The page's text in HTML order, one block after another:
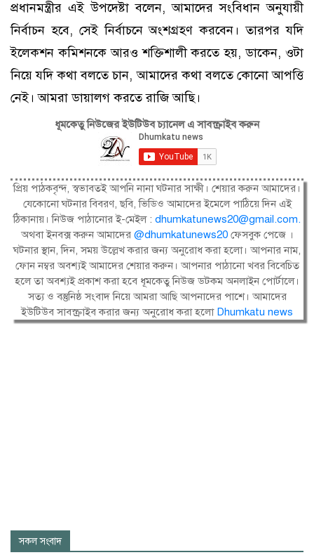
প্রধানমন্ত্রীর এই উপদেষ্টা বলেন, আমাদের সংবিধান অনুযায়ী
নির্বাচন হবে, সেই নির্বাচনে অংশগ্রহণ করবেন। তারপর যদি
ইলেকশন কমিশনকে আরও শক্তিশালী করতে হয়, ডাকেন, ওটা
নিয়ে যদি কথা বলতে চান, আমাদের কথা বলতে কোনো আপত্তি
নেই। আমরা ডায়ালগ করতে রাজি আছি।
ধূমকেতু নিউজের ইউটিউব চ্যানেল এ সাবস্ক্রাইব করুন
প্রিয় পাঠকবৃন্দ, স্বভাবতই আপনি নানা ঘটনার সাক্ষী। শেয়ার করুন আমাদের।
যেকোনো ঘটনার বিবরণ, ছবি, ভিডিও আমাদের ইমেলে পাঠিয়ে দিন এই
ঠিকানায়। নিউজ পাঠানোর ই-মেইল : dhumkatunews20@gmail.com.
অথবা ইনবক্স করুন আমাদের@dhumkatunews20 ফেসবুক পেজে ।
ঘটনার স্থান, দিন, সময় উল্লেখ করার জন্য অনুরোধ করা হলো। আপনার নাম,
ফোন নম্বর অবশ্যই আমাদের শেয়ার করুন। আপনার পাঠানো খবর বিবেচিত
হলে তা অবশ্যই প্রকাশ করা হবে ধূমকেতু নিউজ ডটকম অনলাইন পোর্টালে।
সত্য ও বস্তুনিষ্ঠ সংবাদ নিয়ে আমরা আছি আপনাদের পাশে। আমাদের
ইউটিউব সাবস্ক্রাইব করার জন্য অনুরোধ করা হলো Dhumkatu news
সকল সংবাদ